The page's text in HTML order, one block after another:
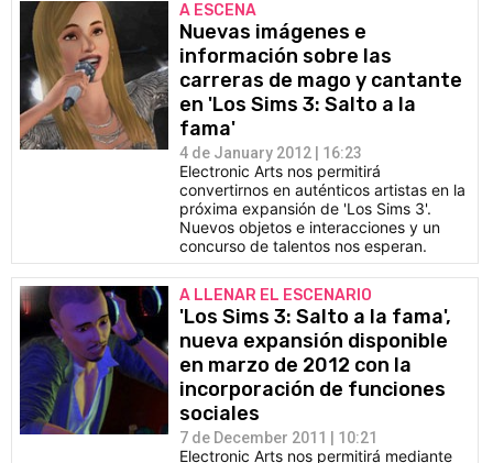
A ESCENA
Nuevas imágenes e
información sobre las
carreras de mago y cantante
en 'Los Sims 3: Salto a la
fama'
4 de January 2012 | 16:23
Electronic Arts nos permitirá
convertirnos en auténticos artistas en la
próxima expansión de 'Los Sims 3'.
Nuevos objetos e interacciones y un
concurso de talentos nos esperan.
A LLENAR EL ESCENARIO
'Los Sims 3: Salto a la fama',
nueva expansión disponible
en marzo de 2012 con la
incorporación de funciones
sociales
7 de December 2011 | 10:21
Electronic Arts nos permitirá mediante